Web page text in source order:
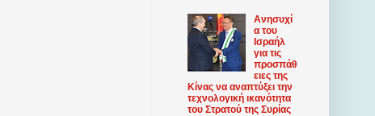
Ανησυχί
α του
Ισραήλ
για τις
προσπάθ
ειες της
Κίνας να αναπτύξει την
τεχνολογική ικανότητα
του Στρατού της Συρίας